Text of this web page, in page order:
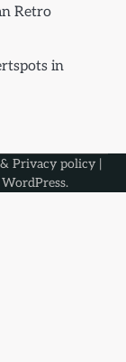
Retro
in
Privacy policy|
WordPress.